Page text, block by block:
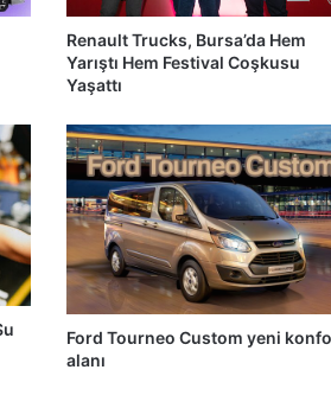
Renault Trucks, Bursa’da Hem
Yarıştı Hem Festival Coşkusu
Yaşattı
Ford Tourneo Custom yeni
alanı